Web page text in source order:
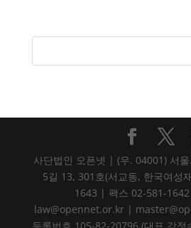
사단법인 오픈넷 | (우. 04001) 서
5길 13, 301호(서교동, 한국여성
1643 | 팩스 02-581-
law@opennet.or.kr |